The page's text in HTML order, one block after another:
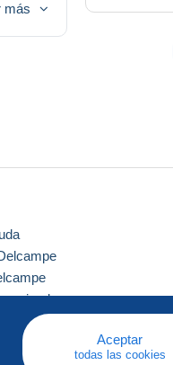
más
Aceptar
todas las cookies